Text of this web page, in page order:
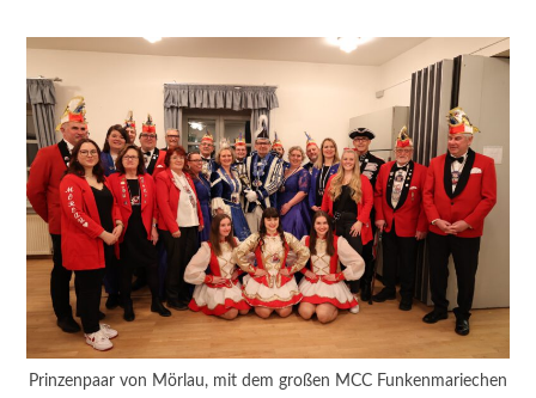
Prinzenpaar von Mörlau, mit dem großen MCC Funkenmariechen